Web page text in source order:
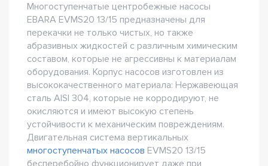
Многоступенчатые центробежные насосы
EBARA EVMS20 13/15 предназначены для
перекачки не только чистых, но также
абразивных жидкостей с различным химическим
составом, которые не агрессивны к материалам
оборудования. Корпус насосов изготовлен из
высококачественного материала: Нержавеющая
сталь AISI 304, которые не корродируют, не
окисляются и имеют высокую степень
устойчивости к механическим повреждениям.
Двигательная система вертикальных
многоступенчатых насосов EVMS20 13/15